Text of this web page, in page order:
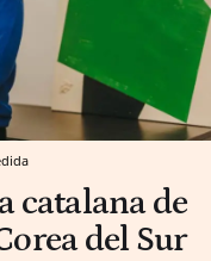
catalana de
del Sur